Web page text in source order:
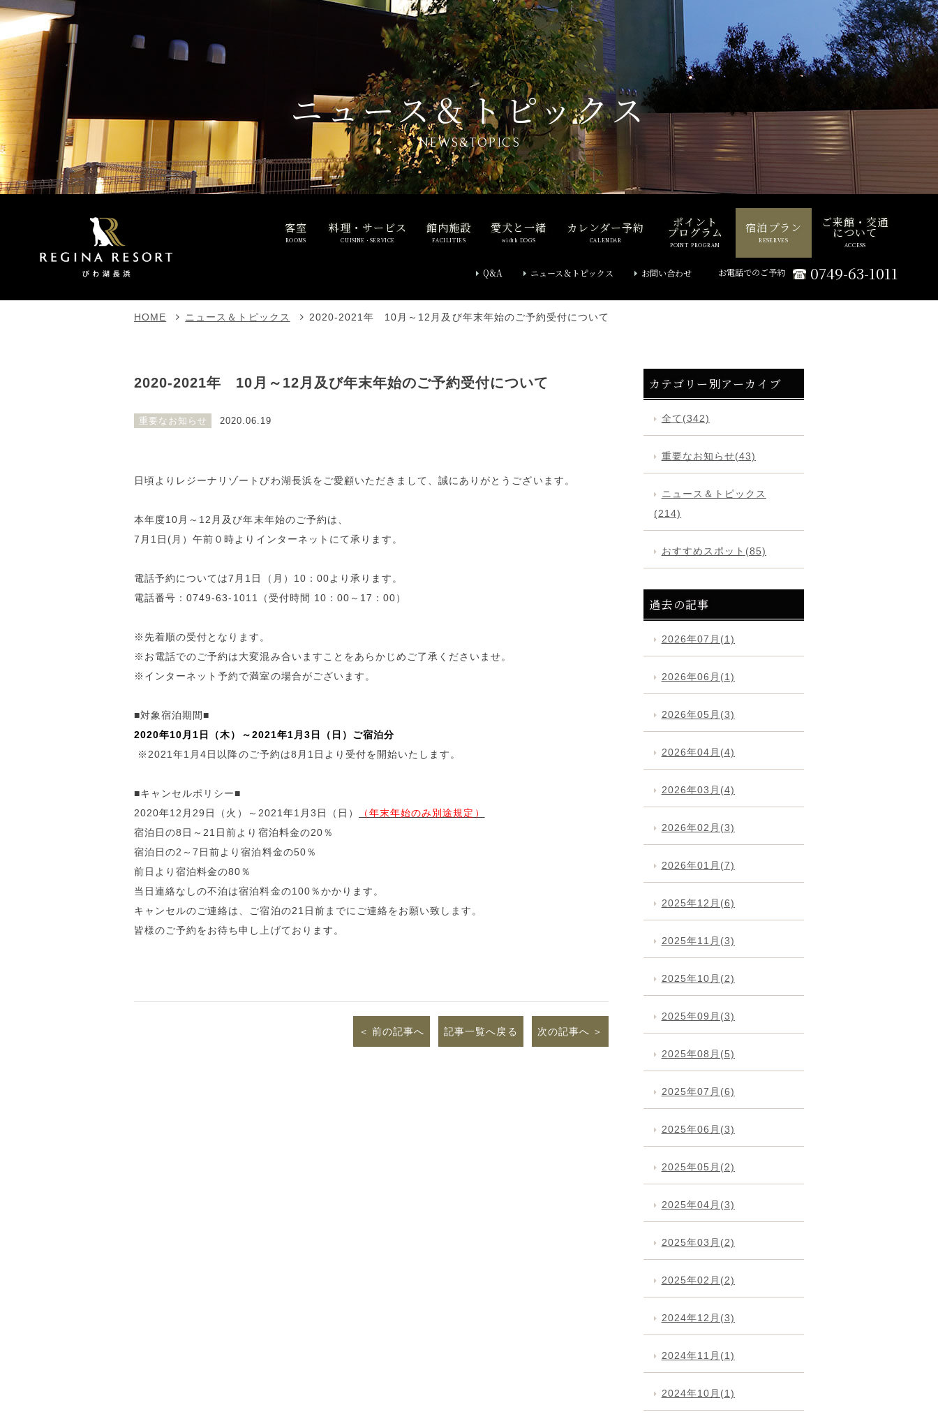
ニュース＆トピックス
NEWS&TOPICS
客室
ROOMS
料理・サービス
CUISINE・SERVICE
館内施設
FACILITIES
愛犬と一緒
width DOGS
カレンダー予約
CALENDAR
ポイント
プログラム
POINT PROGRAM
宿泊プラン
RESERVES
ご来館・交通
について
ACCESS
Q&A ニュース＆トピックス お問い合わせ お電話でのご予約 0749-63-1011
HOME ニュース＆トピックス 2020‐2021年 10月～12月及び年末年始のご予約受付について
2020‐2021年 10月～12月及び年末年始のご予約受付について
重要なお知らせ 2020.06.19
日頃よりレジーナリゾートびわ湖長浜をご愛顧いただきまして、誠にありがとうございます。
本年度10月～12月及び年末年始のご予約は、
7月1日(月）午前０時よりインターネットにて承ります。
電話予約については7月1日（月）10：00より承ります。
電話番号：0749-63-1011（受付時間 10：00～17：00）
※先着順の受付となります。
※お電話でのご予約は大変混み合いますことをあらかじめご了承くださいませ。
※インターネット予約で満室の場合がございます。
■対象宿泊期間■
2020年10月1日（木）～2021年1月3日（日）ご宿泊分
※2021年1月4日以降のご予約は8月1日より受付を開始いたします。
■キャンセルポリシー■
2020年12月29日（火）～2021年1月3日（日）
（年末年始のみ別途規定）
宿泊日の8日～21日前より宿泊料金の20％
宿泊日の2～7日前より宿泊料金の50％
前日より宿泊料金の80％
当日連絡なしの不泊は宿泊料金の100％かかります。
キャンセルのご連絡は、ご宿泊の21日前までにご連絡をお願い致します。
皆様のご予約をお待ち申し上げております。
前の記事へ 記事一覧へ戻る 次の記事へ
カテゴリー別アーカイブ
全て(342)
重要なお知らせ(43)
ニュース＆トピックス
(214)
おすすめスポット(85)
過去の記事
2026年07月(1)
2026年06月(1)
2026年05月(3)
2026年04月(4)
2026年03月(4)
2026年02月(3)
2026年01月(7)
2025年12月(6)
2025年11月(3)
2025年10月(2)
2025年09月(3)
2025年08月(5)
2025年07月(6)
2025年06月(3)
2025年05月(2)
2025年04月(3)
2025年03月(2)
2025年02月(2)
2024年12月(3)
2024年11月(1)
2024年10月(1)